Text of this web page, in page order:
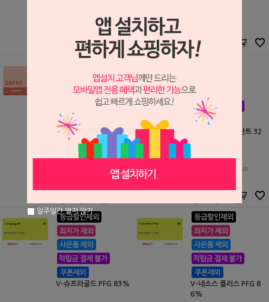
770,000 원 2,274,800 원
포세라인 골드 알로이 DR
P82 (PFG 82%)
2,131,000원
에스테티코 임플란트 32
PFG 32%
Cendres+Metaux
1,236,700원
원
V-슈프라골드 PFG 83%
V-네소스 플러스 PFG 8
6%
일주일간 열지 않기